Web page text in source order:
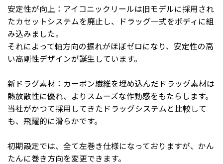
安定性が向上：アイコニックリールは旧モデルに採用され
たカセットシステムを廃止し、ドラッグ一式をボディに組
み込みました。
それによって軸方向の振れがほぼゼロになり、安定性の高
い高剛性デザインが誕生しています。
新ドラグ素材：カーボン繊維を埋め込んだドラッグ素材は
熱放散性に優れ、よりスムーズな作動感をもたらします。
当社がかつて採用してきたドラッグシステムと比較して
も、飛躍的に滑らかです。
初期設定では、全て左巻き仕様になっておりますが、かん
たんに巻き方向を変更できます。